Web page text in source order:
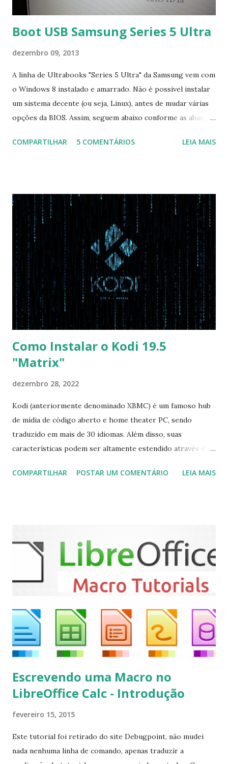
Boot USB Samsung Series 5 Ultra
dezembro 09, 2013
A linha de Ultrabooks "Series 5 Ultra" da Samsung vem com
o Windows 8 instalado e amarrado. Não é possível instalar
um sistema decente (ou seja, Linux), antes de mudar várias
opções da BIOS. Assim, seguem abaixo conforme as abas, a
Na inicialização aperte F2 para acessar a BIOS e então faça
com Win, deixe essa opção no Auto ) Set AHCI Mode ->
Disabled USB S3 Wake-up -> Enabled Boot: Secure Boot ->
Disabled OS Mode Selection -> UEFI and CSM OS (Essa
opção garante boot com Win e Linux) Boot > Boot Priority
Order USB HDD: SATA CD: SATA HDD: Essa ordem de boot
vai garantir que ele tente primeiro o boot pela USB, depois
pelo CD e por último no HD. Apenas as opções acima são
as necessá...
COMPARTILHAR 5 COMENTÁRIOS LEIA MAIS
Como Instalar o Kodi 19.5
"Matrix"
dezembro 28, 2022
Kodi (anteriormente denominado XBMC) é um famoso hub
de mídia de código aberto e home theater PC, sendo
traduzido em mais de 30 idiomas. Além disso, suas
características podem ser altamente estendido através de
(personal video recorder). A versão final do Kodi 19.5
sudo apt-get install kodi Use o comando a seguir para
instalar codecs de áudio e outros complementos,
executando: $ sudo apt-get install --install-suggests
kodi Para remover, execute: $ sudo apt-get remove
COMPARTILHAR POSTAR UM COMENTÁRIO LEIA MAIS
Escrevendo uma Macro no
LibreOffice Calc - Introdução
fevereiro 15, 2015
Este tutorial foi retirado do site Debugpoint, não mudei
nada nenhuma linha de comando, apenas traduzir a